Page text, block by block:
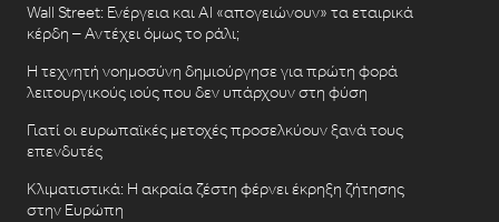
Wall Street: Ενέργεια και AI «απογειώνουν» τα εταιρικά
κέρδη – Αντέχει όμως το ράλι;
Η τεχνητή νοημοσύνη δημιούργησε για πρώτη φορά
λειτουργικούς ιούς που δεν υπάρχουν στη φύση
Γιατί οι ευρωπαϊκές μετοχές προσελκύουν ξανά τους
επενδυτές
Κλιματιστικά: Η ακραία ζέστη φέρνει έκρηξη ζήτησης
στην Ευρώπη